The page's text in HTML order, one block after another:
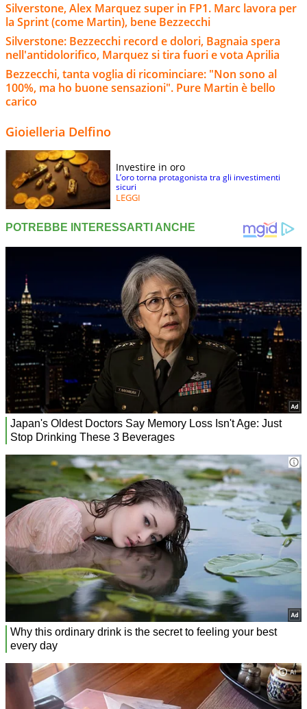
Silverstone, Alex Marquez super in FP1. Marc lavora per
la Sprint (come Martin), bene Bezzecchi
Silverstone: Bezzecchi record e dolori, Bagnaia spera
nell'antidolorifico, Marquez si tira fuori e vota Aprilia
Bezzecchi, tanta voglia di ricominciare: "Non sono al
100%, ma ho buone sensazioni". Pure Martin è bello
carico
Gioielleria Delfino
Investire in oro
L’oro torna protagonista tra gli investimenti
sicuri
LEGGI